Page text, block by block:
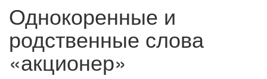
Однокоренные и
родственные слова
«акционер»